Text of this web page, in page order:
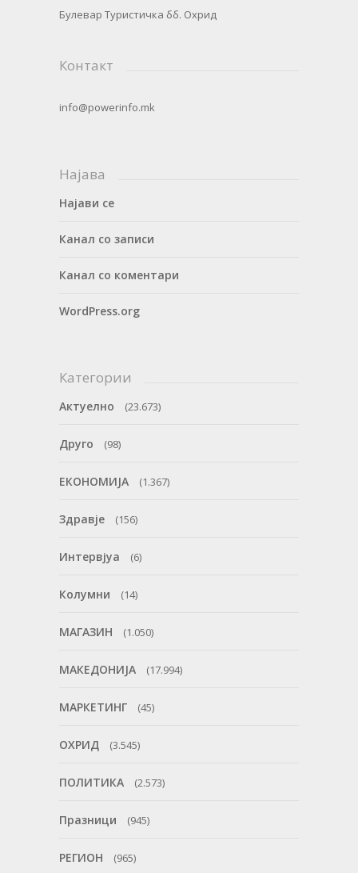
Булевар Туристичка бб. Охрид
Контакт
info@powerinfo.mk
Најава
Најави се
Канал со записи
Канал со коментари
WordPress.org
Категории
Актуелно (23.673)
Друго (98)
ЕКОНОМИЈА (1.367)
Здравје (156)
Интервјуа (6)
Колумни (14)
МАГАЗИН (1.050)
МАКЕДОНИЈА (17.994)
МАРКЕТИНГ (45)
ОХРИД (3.545)
ПОЛИТИКА (2.573)
Празници (945)
РЕГИОН (965)